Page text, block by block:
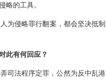
略的工具。
为侵略罪行翻案，都会坚决抵制
此有何回应？
司法程序定罪，公然为反中乱港